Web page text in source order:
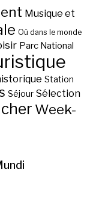
Musique et
Où dans le monde
Parc National
Station
Séjour Sélection
Week-